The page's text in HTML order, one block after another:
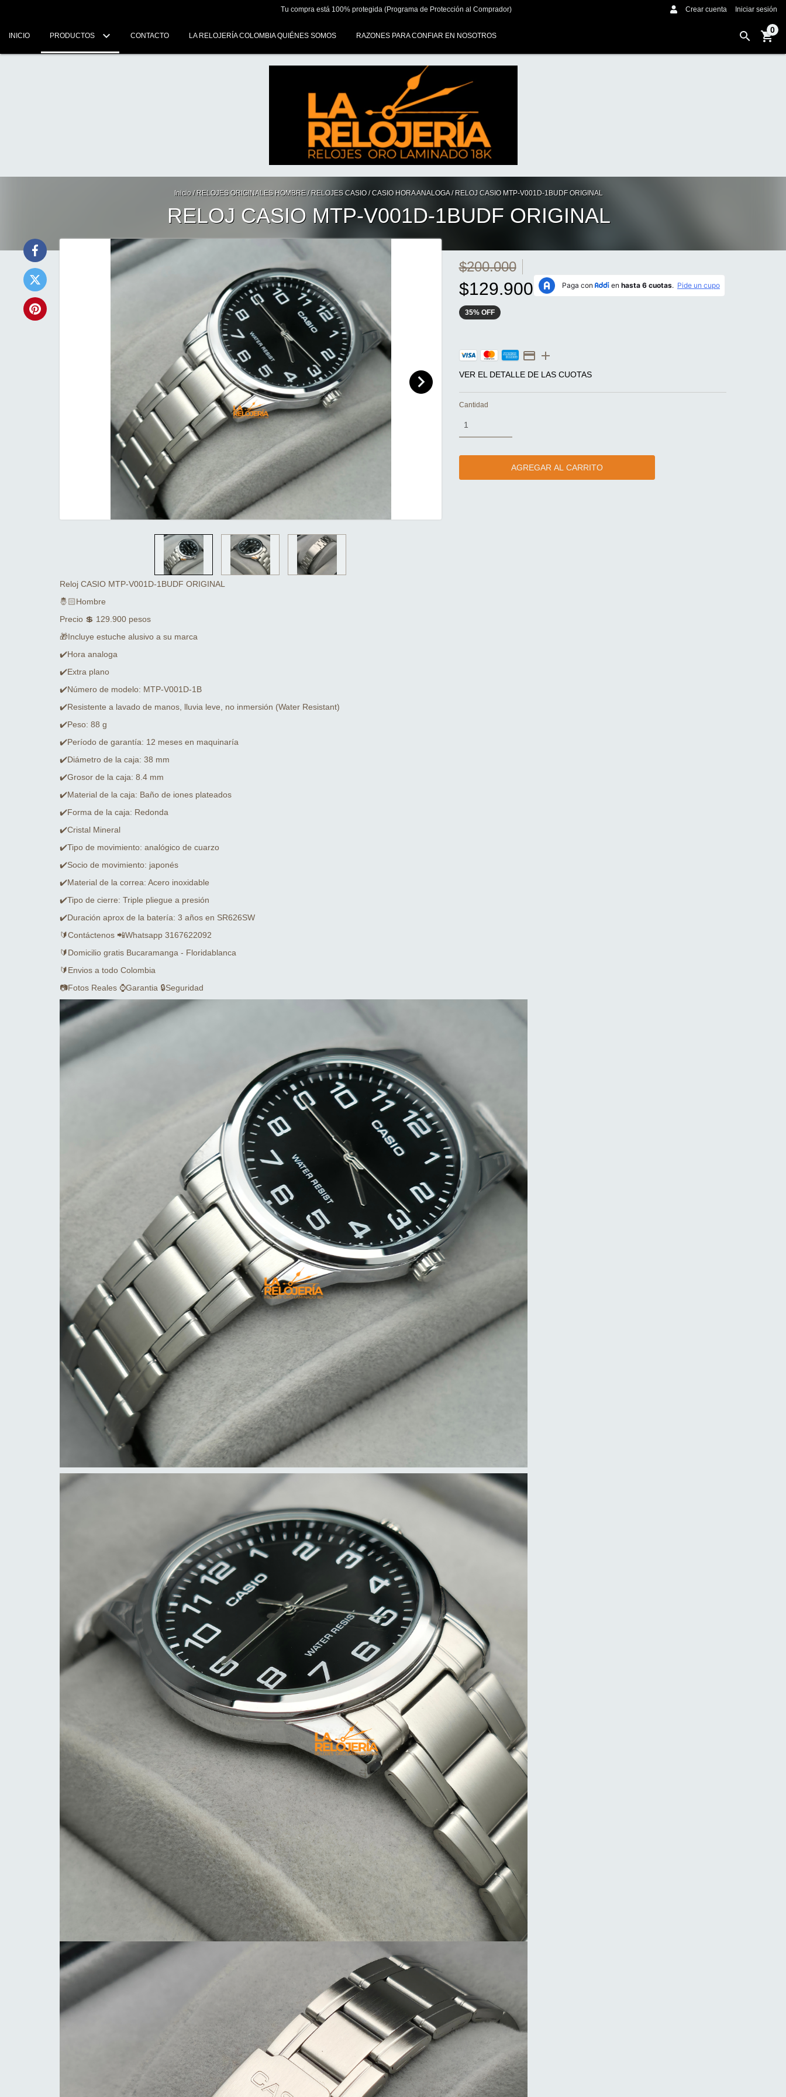
Tu compra está 100% protegida (Programa de Protección al Comprador) Crear cuenta Iniciar sesión
INICIO PRODUCTOS CONTACTO LA RELOJERÍA COLOMBIA QUIÉNES SOMOS RAZONES PARA CONFIAR EN NOSOTROS
0
Inicio / RELOJES ORIGINALES HOMBRE / RELOJES CASIO / CASIO HORA ANALOGA / RELOJ CASIO MTP-V001D-1BUDF ORIGINAL
RELOJ CASIO MTP-V001D-1BUDF ORIGINAL
$200.000
$129.900
35% OFF
VER EL DETALLE DE LAS CUOTAS
Cantidad
Reloj CASIO MTP-V001D-1BUDF ORIGINAL
🤴🏻Hombre
Precio 💲 129.900 pesos
🎁Incluye estuche alusivo a su marca
✔️Hora analoga
✔️Extra plano
✔️Número de modelo: MTP-V001D-1B
✔️Resistente a lavado de manos, lluvia leve, no inmersión (Water Resistant)
✔️Peso: 88 g
✔️Período de garantía: 12 meses en maquinaría
✔️Diámetro de la caja: 38 mm
✔️Grosor de la caja: 8.4 mm
✔️Material de la caja: Baño de iones plateados
✔️Forma de la caja: Redonda
✔️Cristal Mineral
✔️Tipo de movimiento: analógico de cuarzo
✔️Socio de movimiento: japonés
✔️Material de la correa: Acero inoxidable
✔️Tipo de cierre: Triple pliegue a presión
✔️Duración aprox de la batería: 3 años en SR626SW
🔰Contáctenos 📲Whatsapp 3167622092
🔰Domicilio gratis Bucaramanga - Floridablanca
🔰Envios a todo Colombia
📷Fotos Reales ⌚Garantia 🔒Seguridad